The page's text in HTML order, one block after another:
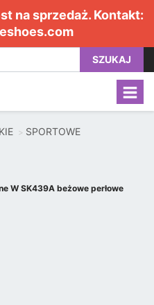
na sprzedaż. Kontakt:
SZUKAJ
SPORTOWE
W SK439A beżowe perłowe